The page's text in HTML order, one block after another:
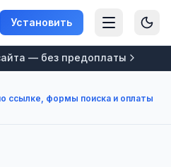
Установить
— без предоплаты
ссылке, формы поиска и оплаты